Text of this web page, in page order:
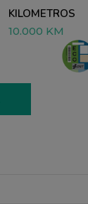
KILOMETROS
10.000 KM